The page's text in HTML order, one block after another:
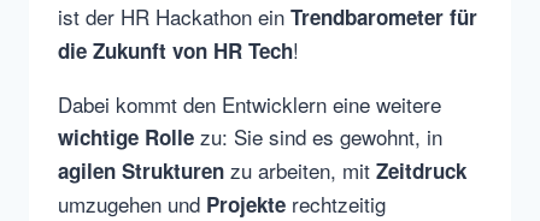
ist der HR Hackathon ein Trendbarometer für
die Zukunft von HR Tech!
Dabei kommt den Entwicklern eine weitere
wichtige Rolle zu: Sie sind es gewohnt, in
agilen Strukturen zu arbeiten, mit Zeitdruck
umzugehen und Projekte rechtzeitig